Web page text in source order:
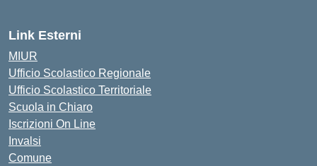
Link Esterni
MIUR
Ufficio Scolastico Regionale
Ufficio Scolastico Territoriale
Scuola in Chiaro
Iscrizioni On Line
Invalsi
Comune